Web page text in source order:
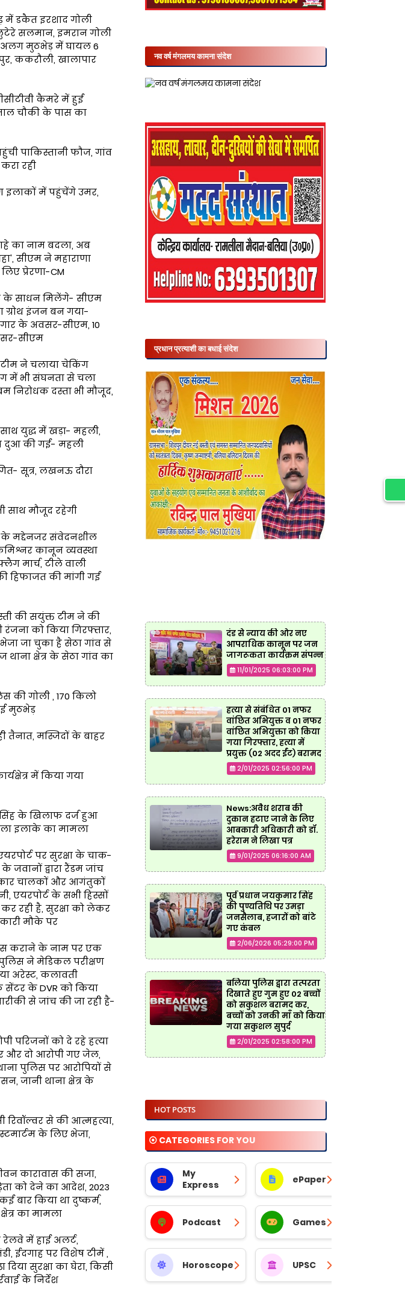
डकैत इरशाद गोली
सलमान, इमरान गोली
मुठभेड़ में घायल 6
ककरौली, खालापार
कैमरे में हुई
चौकी के पास का
पाकिस्तानी फौज, गांव
रही
में पहुंचेंगे उमर,
का नाम बदला, अब
सीएम ने महाराणा
प्रेरणा-CM
के साधन मिलेंगे- सीएम
ग्रोथ इंजन बन गया-
के अवसर-सीएम, 10
सीएम
ने चलाया चेकिंग
में भी संघनता से चला
निरोधक दस्ता भी मौजूद,
युद्ध में खड़ा- महली,
दुआ की गई- महली
सूत्र, लखनऊ दौरा
मौजूद रहेगी
के मद्देनजर संवेदनशील
कानून व्यवस्था
मार्च, टीले वाली
हिफाजत की मांगी गई
की सयुंक्त टीम ने की
रंजना को किया गिरफ्तार,
जा चुका है सेठा गांव से
क्षेत्र के सेठा गांव का
गोली , 170 किलो
मुठभेड़
तैनात, मस्जिदों के बाहर
में किया गया
सिंह के खिलाफ दर्ज हुआ
इलाके का मामला
पर सुरक्षा के चाक-
जवानों द्वारा रैंडम जांच
कार चालकों और आगंतुकों
एयरपोर्ट के सभी हिस्सों
रही है, सुरक्षा को लेकर
मौके पर
कराने के नाम पर एक
ने मेडिकल परीक्षण
अरेस्ट, कलावती
सेंटर के DVR को किया
से जांच की जा रही है-
परिजनों को दे रहे हत्या
और दो आरोपी गए जेल,
पुलिस पर आरोपियों से
जानी थाना क्षेत्र के
से की आत्महत्या,
के लिए भेजा,
कारावास की सजा,
को देने का आदेश, 2023
बार किया था दुष्कर्म,
का मामला
में हाई अलर्ट,
ईदगाह पर विशेष टीमें ,
सुरक्षा का घेरा, किसी
के निर्देश
नव वर्ष मंगलमय कामना संदेश
प्रधान प्रत्याशी का बधाई संदेश
दंड से न्याय की ओर नए
आपराधिक कानून पर जन
जागरूकता कार्यक्रम संपन्न
11/01/2025 06:03:00 PM
हत्या से संबंधित 01 नफर
वांछित अभियुक्त व 01 नफर
वांछित अभियुक्ता को किया
गया गिरफ्तार, हत्या में
प्रयुक्त (02 अदद ईंट) बरामद
2/01/2025 02:56:00 PM
News:अवैध शराब की
दुकान हटाए जाने के लिए
आबकारी अधिकारी को डॉ.
हरेराम ने लिखा पत्र
9/01/2025 06:16:00 AM
पूर्व प्रधान जयकुमार सिंह
की पुण्यतिथि पर उमड़ा
जनसैलाब, हजारों को बांटे
गए कंबल
2/06/2026 05:29:00 PM
बलिया पुलिस द्वारा तत्परता
दिखाते हुए गुम हुए 02 बच्चों
को सकुशल बरामद कर,
बच्चों को उनकी माँ को किया
गया सकुशल सुपुर्द
2/01/2025 02:58:00 PM
HOT POSTS
⦿ CATEGORIES FOR YOU
My
Express
ePaper
Podcast Games
Horoscope UPSC